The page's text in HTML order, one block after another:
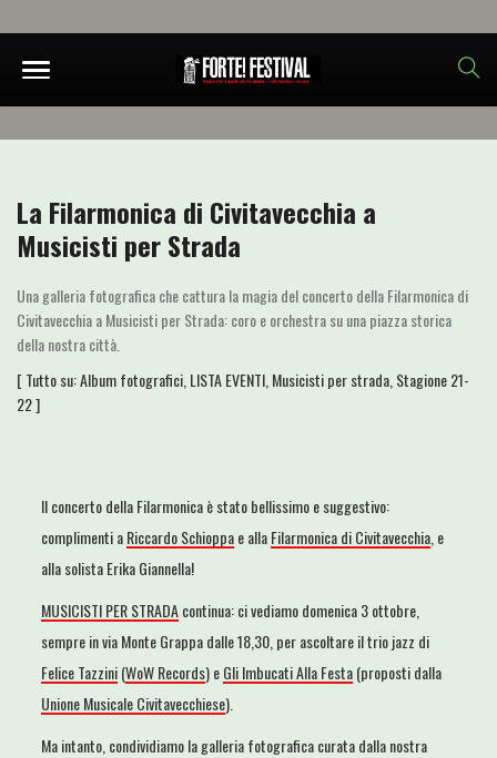
La Filarmonica di Civitavecchia a
Musicisti per Strada
Una galleria fotografica che cattura la magia del concerto della Filarmonica di
Civitavecchia a Musicisti per Strada: coro e orchestra su una piazza storica
della nostra città.
[ Tutto su:Album fotografici LISTA EVENTI Musicisti per strada Stagione 21-
22]
Il concerto della Filarmonica è stato bellissimo e suggestivo:
complimenti aRiccardo Schioppae allaFilarmonica di Civitavecchia , e
alla solista Erika Giannella!
MUSICISTI PER STRADAcontinua: ci vediamo domenica 3 ottobre,
sempre in via Monte Grappa dalle 18,30, per ascoltare il trio jazz di
Felice Tazzini(WoW Records) eGli Imbucati Alla Festa(proposti dalla
Unione Musicale Civitavecchiese).
Ma intanto, condividiamo la galleria fotografica curata dalla nostra